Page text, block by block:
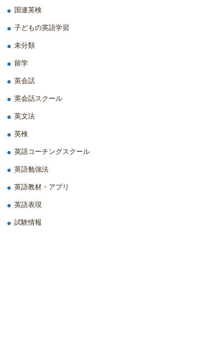
国連英検
子どもの英語学習
未分類
留学
英会話
英会話スクール
英文法
英検
英語コーチングスクール
英語勉強法
英語教材・アプリ
英語表現
試験情報